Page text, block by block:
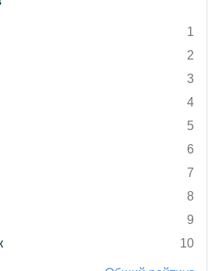
1
2
3
4
5
6
7
8
9
10